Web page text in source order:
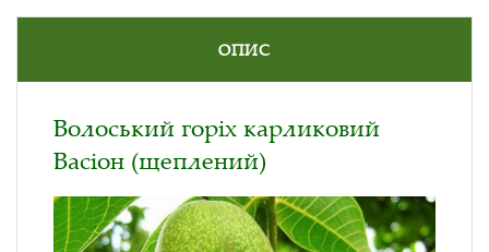
ОПИС
Волоський горіх карликовий
Васіон (щеплений)